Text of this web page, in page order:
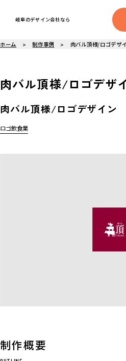
岐阜のデザイン会社なら
ホーム 制作事例 肉バル頂様/ロゴデザ
肉バル頂様/ロゴデザ
肉バル頂様/ロゴデザイン
ロゴ飲食業
制作概要